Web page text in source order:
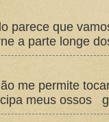
parece que
a parte longe
me permite
meus ossos